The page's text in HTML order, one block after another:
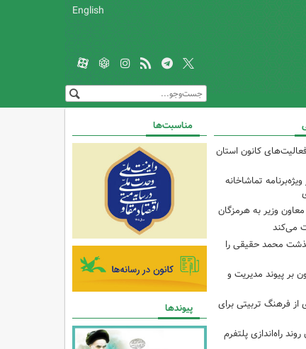
English
کانون استان
تماشاخانه
وزیر به هرمزگان
می‌کند
محمد حقیقی را
بر پیوند مدیریت و
از فرهنگ تربیتی برای
راه‌اندازی پلتفرم
مناسبت‌ها
پیوندها